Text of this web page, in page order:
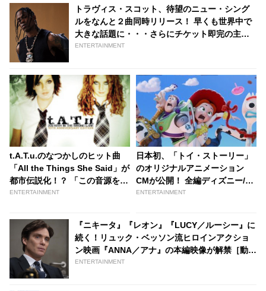
トラヴィス・スコット、待望のニュー・シング
ルをなんと２曲同時リリース！ 早くも世界中で
大きな話題に・・・さらにチケット即完の主催
フェスも配信決定 - tvgroove
ENTERTAINMENT
t.A.T.u.のなつかしのヒット曲
「All the Things She Said」が
都市伝説化！？ 「この音源を使
えば恋が叶う…」 TikTokで７
tvgroove
ENTERTAINMENT
日本初、「トイ・ストーリー」
のオリジナルアニメーション
CMが公開！ 全編ディズニー/ピ
クサーが製作した、心温まる映
ENTERTAINMENT
『ニキータ』『レオン』『LUCY／ルーシー』に
続く！リュック・ベッソン流ヒロインアクショ
ン映画『ANNA／アナ』の本編映像が解禁［動画
あり］ | tvgroove
ENTERTAINMENT